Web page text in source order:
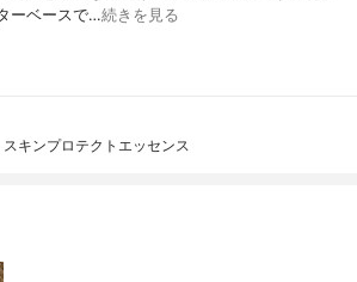
ーベースで…続きを見る
キンプロテクトエッセンス